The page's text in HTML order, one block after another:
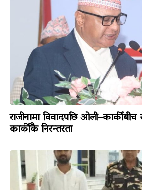
राजीनामा विवादपछि ओली–कार्कीबीच
कार्कीकै निरन्तरता